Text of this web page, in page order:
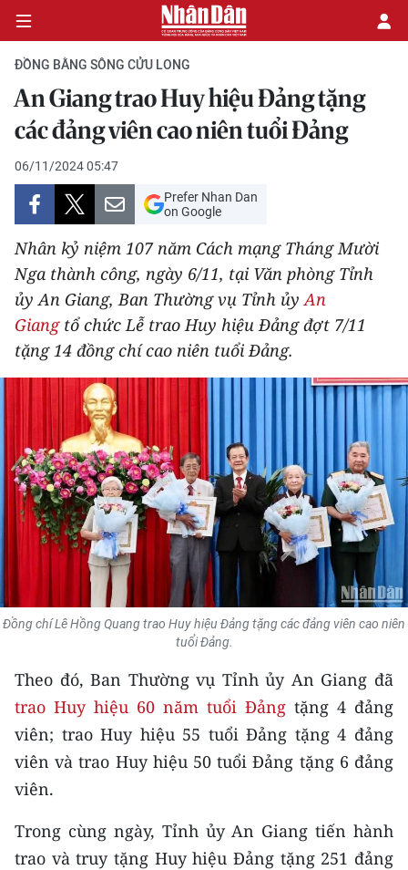
CHÍNH TRỊ
KINH TẾ
VĂN HÓA
XÃ HỘI
PHÁP LUẬT
DU LỊCH
THẾ GIỚI
THỂ THAO
GIÁO DỤC
Y TẾ
KHOA HỌC - CÔNG NGHỆ
MÔI TRƯỜNG
KIỂM CHỨNG THÔNG TIN
TRI THỨC CHUYÊN SÂU
54 DÂN TỘC VIỆT NAM
CHƯƠNG TRÌNH OCOP - MỖI XÃ
MỘT SẢN PHẨM
ĐỒNG BẰNG SÔNG CỬU LONG
An Giang trao Huy hiệu Đảng tặng
các đảng viên cao niên tuổi Đảng
06/11/2024 05:47
Prefer Nhan Dan
on Google
Nhân kỷ niệm 107 năm Cách mạng Tháng Mười
Nga thành công, ngày 6/11, tại Văn phòng Tỉnh
ủy An Giang, Ban Thường vụ Tỉnh ủyAn
Giangtổ chức Lễ trao Huy hiệu Đảng đợt 7/11
tặng 14 đồng chí cao niên tuổi Đảng.
Đồng chí Lê Hồng Quang trao Huy hiệu Đảng tặng các đảng viên cao niên
tuổi Đảng.
Theo đó, Ban Thường vụ Tỉnh ủy An Giang đã
trao Huy hiệu 60 năm tuổi Đảng tặng 4 đảng
viên; trao Huy hiệu 55 tuổi Đảng tặng 4 đảng
viên và trao Huy hiệu 50 tuổi Đảng tặng 6 đảng
viên.
Trong cùng ngày, Tỉnh ủy An Giang tiến hành
trao và truy tặng Huy hiệu Đảng tặng 251 đảng